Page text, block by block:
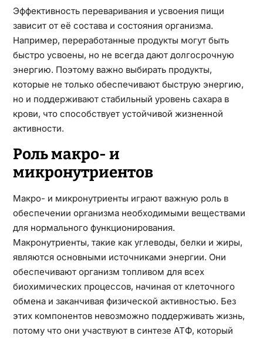
Эффективность переваривания и усвоения пищи
зависит от её состава и состояния организма.
Например, переработанные продукты могут быть
быстро усвоены, но не всегда дают долгосрочную
энергию. Поэтому важно выбирать продукты,
которые не только обеспечивают быструю энергию,
но и поддерживают стабильный уровень сахара в
крови, что способствует устойчивой жизненной
активности.
Роль макро- и
микронутриентов
Макро- и микронутриенты играют важную роль в
обеспечении организма необходимыми веществами
для нормального функционирования.
Макронутриенты, такие как углеводы, белки и жиры,
являются основными источниками энергии. Они
обеспечивают организм топливом для всех
биохимических процессов, начиная от клеточного
обмена и заканчивая физической активностью. Без
этих компонентов невозможно поддерживать жизнь,
потому что они участвуют в синтезе АТФ, который